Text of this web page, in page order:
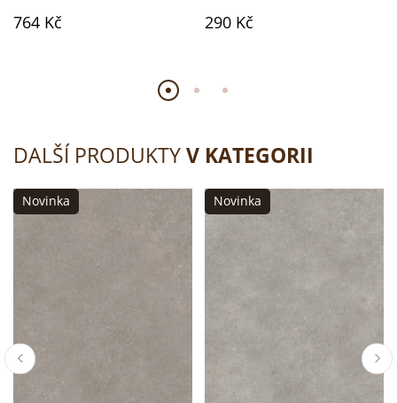
764 Kč 290 Kč
DALŠÍ PRODUKTYV KATEGORII
Novinka Novinka